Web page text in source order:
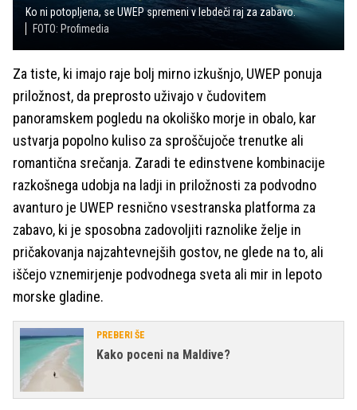
Ko ni potopljena, se UWEP spremeni v lebdeči raj za zabavo.
FOTO: Profimedia
Za tiste, ki imajo raje bolj mirno izkušnjo, UWEP ponuja
priložnost, da preprosto uživajo v čudovitem
panoramskem pogledu na okoliško morje in obalo, kar
ustvarja popolno kuliso za sproščujoče trenutke ali
romantična srečanja. Zaradi te edinstvene kombinacije
razkošnega udobja na ladji in priložnosti za podvodno
avanturo je UWEP resnično vsestranska platforma za
zabavo, ki je sposobna zadovoljiti raznolike želje in
pričakovanja najzahtevnejših gostov, ne glede na to, ali
iščejo vznemirjenje podvodnega sveta ali mir in lepoto
morske gladine.
PREBERI ŠE
Kako poceni na Maldive?